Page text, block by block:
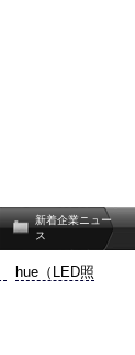
新着企業ニュー
ス
hue（LED照